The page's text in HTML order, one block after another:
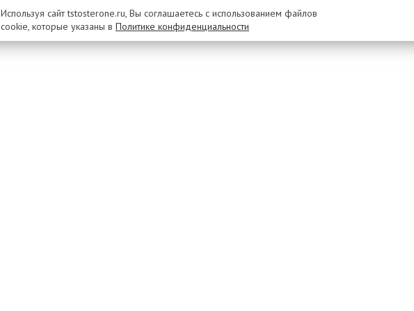
Используя сайт tstosterone.ru, Вы соглашаетесь с использованием файлов
cookie, которые указаны в Политике конфиденциальности